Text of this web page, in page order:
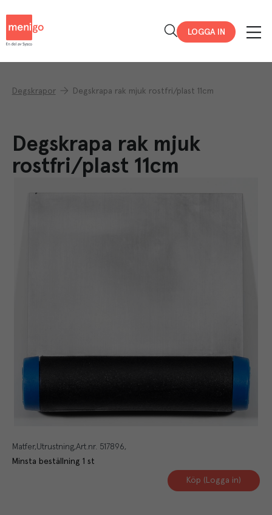
LOGGA IN
Degskrapor Degskrapa rak mjuk rostfri/plast 11cm
Degskrapa rak mjuk
rostfri/plast 11cm
Matfer Utrustning Art.nr. 517896
Minsta beställning 1 st
Köp (Logga in)